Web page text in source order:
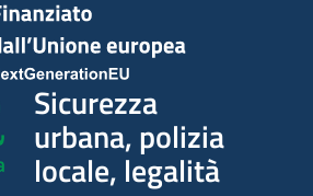
Sicurezza
urbana, polizia
locale, legalità